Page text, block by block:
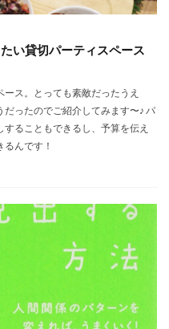
い貸切パーティスペース
ス。とっても素敵だったうえ
ったのでご紹介してみます〜♪ パ
ることもできるし、予算を伝え
んです！
センター（月子中心）